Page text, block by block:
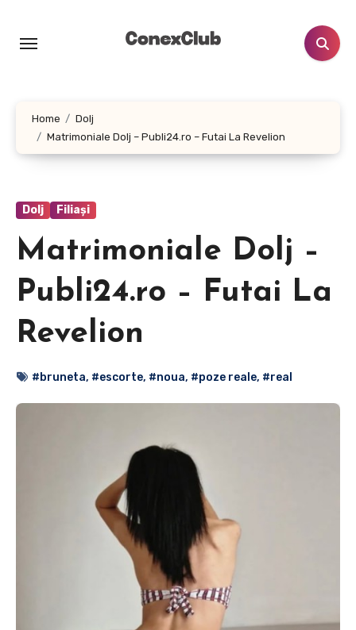
content
Home
Dolj
Matrimoniale Dolj – Publi24.ro – Futai La Revelion
Dolj Filiași
Matrimoniale Dolj –
Publi24.ro – Futai La
Revelion
#bruneta, #escorte, #noua, #poze reale, #real